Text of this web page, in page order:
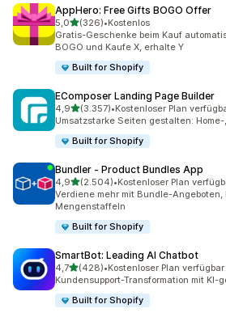
AppHero: Free Gifts BOGO Offer
5,0von 5 Sternen
(326)
326 Rezensionen insgesamt
•Kostenlos
Gratis-Geschenke beim Kauf
BOGO und Kaufe X, erhalte Y
Built for Shopify
EComposer Landing Page Builder
4,9von 5 Sternen
(3.357)
3357 Rezensionen insgesamt
•Kostenloser Plan
Umsatzstarke Seiten gestalten:
Built for Shopify
Bundler ‑ Product Bundles App
4,9von 5 Sternen
(2.504)
2504 Rezensionen insgesamt
•Kostenloser Plan
Verdiene mehr mit Bundle-
Mengenstaffeln
Built for Shopify
SmartBot: Leading AI Chatbot
4,7von 5 Sternen
(428)
428 Rezensionen insgesamt
•Kostenloser Plan verfügbar
Kundensupport-Transformation mit KI-
Built for Shopify